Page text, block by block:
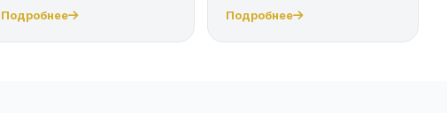
Подробнее
качест...
Подробнее